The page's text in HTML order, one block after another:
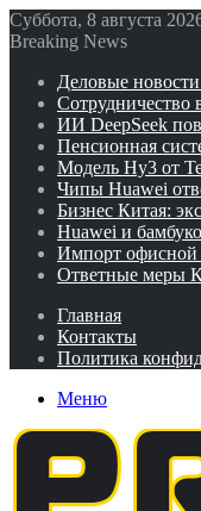
Суббота, 8 августа
Breaking News
Деловые
Сотрудничество
ИИ DeepSeek
Пенсионная
Модель Hy3 от
Чипы Huawei
Бизнес Китая:
Huawei и
Импорт офисной
Ответные меры
Главная
Контакты
Политика
Меню